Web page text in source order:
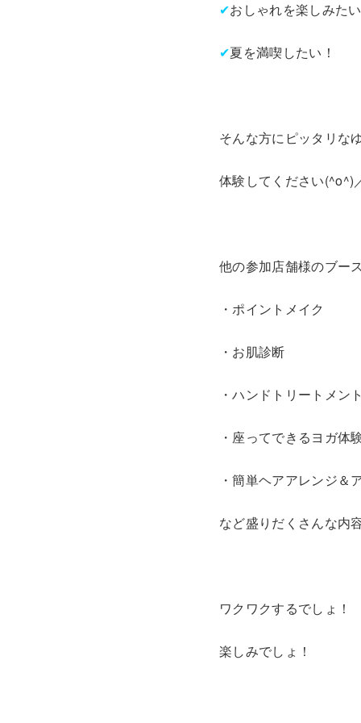
✔おしゃれを楽しみたい
✔夏を満喫したい！
そんな方にピッタリな
体験してください(^o^)
他の参加店舗様のブー
・ポイントメイク
・お肌診断
・ハンドトリートメント
・座ってできるヨガ体
・簡単ヘアアレンジ＆
など盛りだくさんな内
ワクワクするでしょ！
楽しみでしょ！